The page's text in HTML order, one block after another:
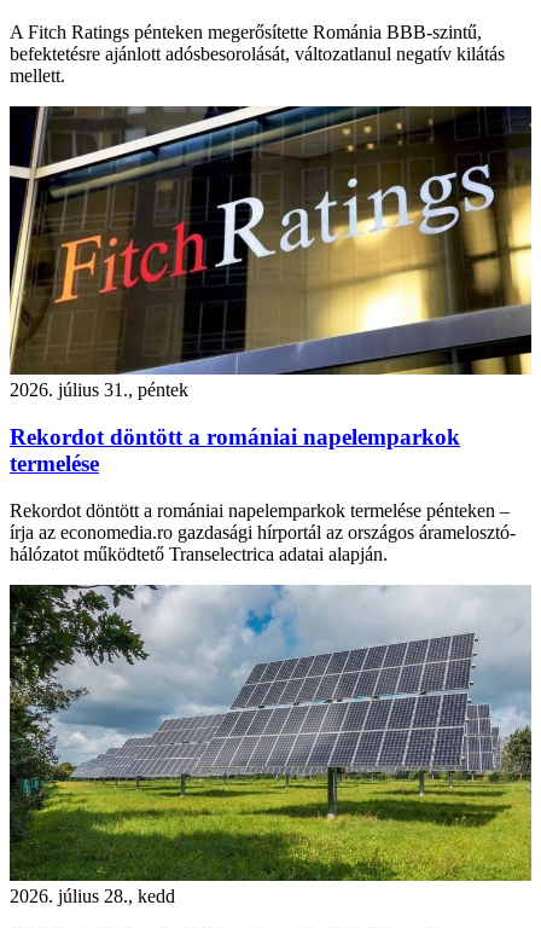
A Fitch Ratings pénteken megerősítette Románia BBB-szintű,
befektetésre ajánlott adósbesorolását, változatlanul negatív kilátás
mellett.
2026. július 31., péntek
Rekordot döntött a romániai napelemparkok
termelése
Rekordot döntött a romániai napelemparkok termelése pénteken –
írja az economedia.ro gazdasági hírportál az országos áramelosztó-
hálózatot működtető Transelectrica adatai alapján.
2026. július 28., kedd